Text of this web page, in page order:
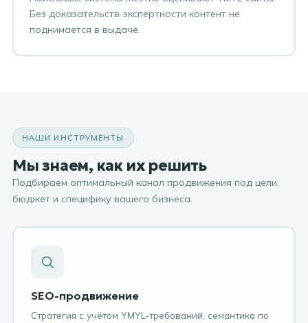
Без доказательств экспертности контент не
поднимается в выдаче.
НАШИ ИНСТРУМЕНТЫ
Мы знаем, как их решить
Подбираем оптимальный канал продвижения под цели,
бюджет и специфику вашего бизнеса.
SEO-продвижение
Стратегия с учётом YMYL-требований, семантика по